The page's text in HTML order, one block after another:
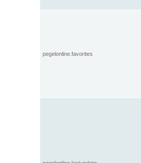
pegelonline.favorites